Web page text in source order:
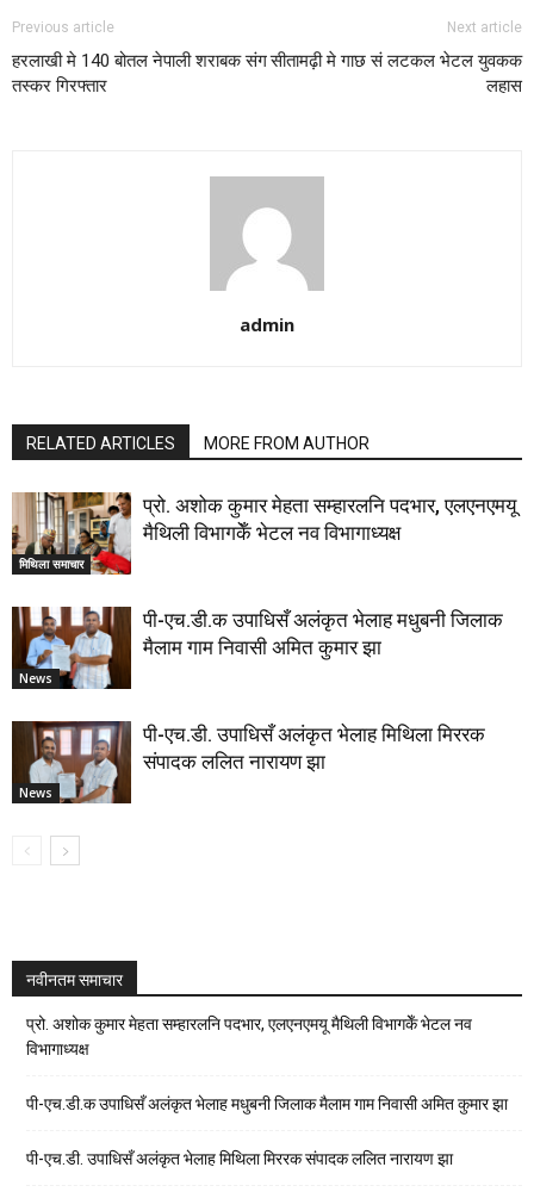
Previous article
हरलाखी मे 140 बोतल नेपाली शराबक संग
तस्कर गिरफ्तार
Next article
सीतामढ़ी मे गाछ सं लटकल भेटल युवकक
लहास
admin
RELATED ARTICLES MORE FROM AUTHOR
मिथिला समाचार
प्रो. अशोक कुमार मेहता सम्हारलनि पदभार, एलएनएमयू
मैथिली विभागकेँ भेटल नव विभागाध्यक्ष
News
पी-एच.डी.क उपाधिसँ अलंकृत भेलाह मधुबनी जिलाक
मैलाम गाम निवासी अमित कुमार झा
News
पी-एच.डी. उपाधिसँ अलंकृत भेलाह मिथिला मिररक
संपादक ललित नारायण झा
नवीनतम समाचार
प्रो. अशोक कुमार मेहता सम्हारलनि पदभार, एलएनएमयू मैथिली विभागकेँ भेटल नव
विभागाध्यक्ष
पी-एच.डी.क उपाधिसँ अलंकृत भेलाह मधुबनी जिलाक मैलाम गाम निवासी अमित कुमार झा
पी-एच.डी. उपाधिसँ अलंकृत भेलाह मिथिला मिररक संपादक ललित नारायण झा